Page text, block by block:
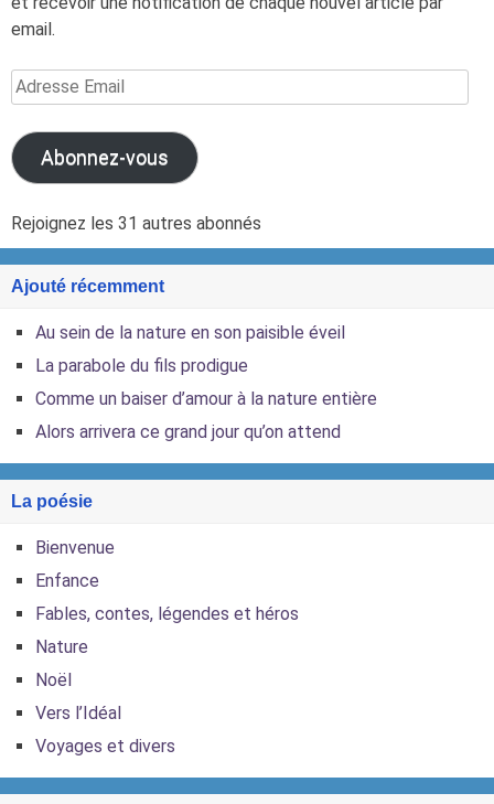
email.
Adresse
Email
Abonnez-vous
Rejoignez les 31 autres abonnés
Ajouté récemment
Au sein de la nature en son paisible éveil
La parabole du fils prodigue
Comme un baiser d’amour à la nature entière
Alors arrivera ce grand jour qu’on attend
La poésie
Bienvenue
Enfance
Fables, contes, légendes et héros
Nature
Noël
Vers l’Idéal
Voyages et divers